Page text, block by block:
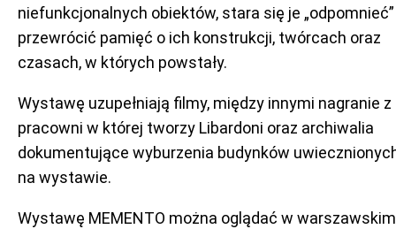
niefunkcjonalnych obiektów, stara się je
przewrócić pamięć o ich konstrukcji, twórcach oraz
czasach, w których powstały.
Wystawę uzupełniają filmy, między innymi nagranie z
pracowni w której tworzy Libardoni oraz archiwalia
dokumentujące wyburzenia budynków
na wystawie.
Wystawę MEMENTO można oglądać w warszawskim